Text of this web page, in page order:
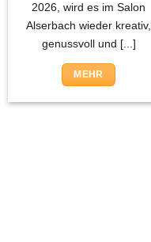
2026, wird es im Salon
Alserbach wieder kreativ,
genussvoll und [...]
MEHR